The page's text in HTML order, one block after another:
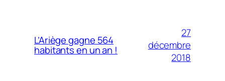
L’Ariège gagne 564
habitants en un an !
27
décembre
2018